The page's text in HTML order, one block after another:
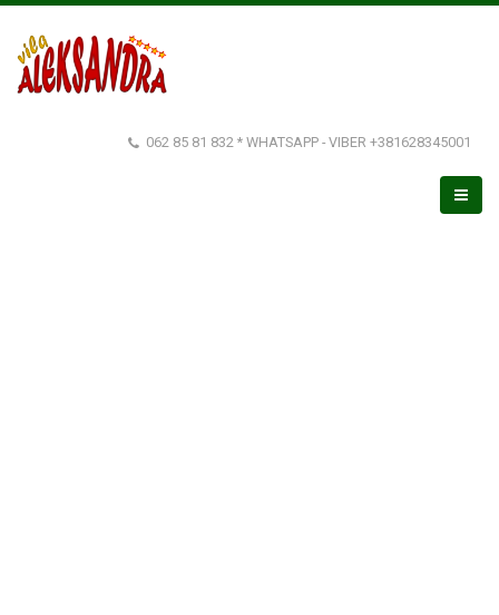
062 85 81 832 * WHATSAPP - VIBER +381628345001